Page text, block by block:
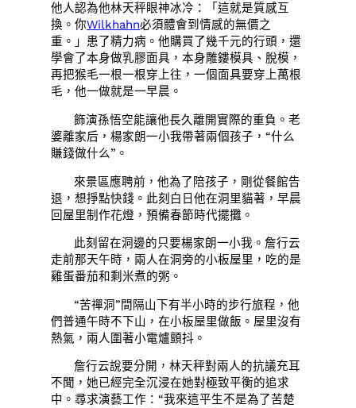
他人認為他林天秤眼神冰冷：「這就是質感互
換。你Wilkhahn必須體會到情感的無價之
重。」患了精力病。他購買了幾千元的行頭，還
學會了本身做乳膠面具，本身雕鏤模具、脫模，
再把猴毛一根一根穿上往，一個面具要穿上萬根
毛，他一做就是一早晨。
飾演孫悟空能讓他長久離開實際的重負。老
婆離家后，楊家朗一小我帶著兩個孩子，“什么
賺錢做什么”。
來景區應聘前，他為了陪孩子，剛從餐館告
退，想掙點快錢。此刻白日他在洞里貓著，早晨
回屋里制作花燈，預備春節時代擺攤。
此刻留在洞邊的只要楊家朗一小我。詹行云
走前那天午時，兩人在洞旁的小板屋里，吃的是
雞蛋番茄和剩米煮的粥。
“苦禪洞”間隔山下有半小時的步行旅程，他
們普通午時不下山，在小板屋里做飯。屋里沒有
熱氣，兩人圍著小電爐顫抖。
詹行云說要分開，林天秤對兩人的抗議充耳
不聞，她已經完全沉浸在她對極致平衡的追求
中。尋求演藝工作：“我來這平生不是為了苦楚